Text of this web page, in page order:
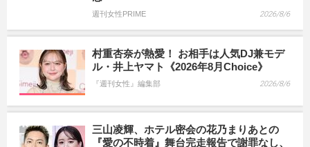
週刊女性PRIME 2026/8/6
村重杏奈が熱愛！ お相手は人気DJ兼モデ
ル・井上ヤマト《2026年8月Choice》
『週刊女性』編集部 2026/8/6
三山凌輝、ホテル密会の花乃まりあとの
『愛の不時着』舞台完走報告で謝罪なし、